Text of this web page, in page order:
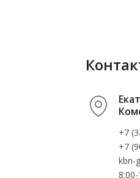
+7
+7
kbn-